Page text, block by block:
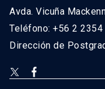
Avda. Vicuña
Teléfono: +56 2 2354
Dirección de